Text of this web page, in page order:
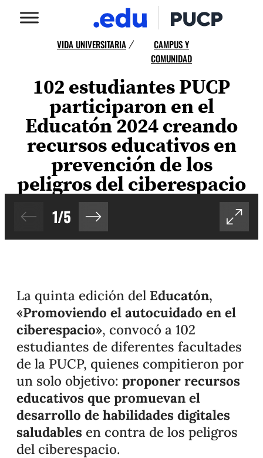
VIDA UNIVERSITARIA /
CAMPUS Y
COMUNIDAD
102 estudiantes PUCP
participaron en el
Educatón 2024 creando
recursos educativos en
prevención de los
peligros del ciberespacio
1/5
La quinta edición del Educatón,
«Promoviendo el autocuidado en el
ciberespacio», convocó a 102
estudiantes de diferentes facultades
de la PUCP, quienes compitieron por
un solo objetivo: proponer recursos
educativos que promuevan el
desarrollo de habilidades digitales
saludables en contra de los peligros
del ciberespacio.